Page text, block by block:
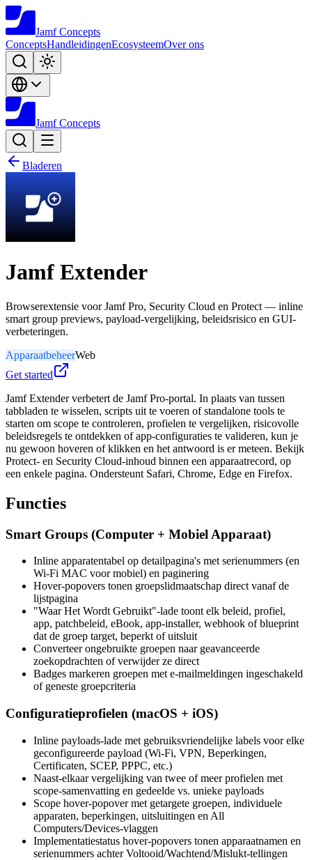
Jamf Concepts
ConceptsHandleidingenEcosysteemOver ons
Jamf Concepts
Bladeren
Jamf Extender
Browserextensie voor Jamf Pro, Security Cloud en Protect — inline
smart group previews, payload-vergelijking, beleidsrisico en GUI-
verbeteringen.
ApparaatbeheerWeb
Get started
Jamf Extender verbetert de Jamf Pro-portal. In plaats van tussen
tabbladen te wisselen, scripts uit te voeren of standalone tools te
starten om scope te controleren, profielen te vergelijken, risicovolle
beleidsregels te ontdekken of app-configuraties te valideren, kun je
nu gewoon hoveren of klikken en het antwoord is er meteen. Bekijk
Protect- en Security Cloud-inhoud binnen een apparaatrecord, op
een enkele pagina. Ondersteunt Safari, Chrome, Edge en Firefox.
Functies
Smart Groups (Computer + Mobiel Apparaat)
Inline apparatentabel op detailpagina's met serienummers (en
Wi-Fi MAC voor mobiel) en paginering
Hover-popovers tonen groepslidmaatschap direct vanaf de
lijstpagina
"Waar Het Wordt Gebruikt"-lade toont elk beleid, profiel,
app, patchbeleid, eBook, app-installer, webhook of blueprint
dat de groep target, beperkt of uitsluit
Converteer ongebruikte groepen naar geavanceerde
zoekopdrachten of verwijder ze direct
Badges markeren groepen met e-mailmeldingen ingeschakeld
of geneste groepcriteria
Configuratieprofielen (macOS + iOS)
Inline payloads-lade met gebruiksvriendelijke labels voor elke
geconfigureerde payload (Wi-Fi, VPN, Beperkingen,
Certificaten, SCEP, PPPC, etc.)
Naast-elkaar vergelijking van twee of meer profielen met
scope-samenvatting en gedeelde vs. unieke payloads
Scope hover-popover met getargete groepen, individuele
apparaten, beperkingen, uitsluitingen en All
Computers/Devices-vlaggen
Implementatiestatus hover-popovers tonen apparaatnamen en
serienummers achter Voltooid/Wachtend/Mislukt-tellingen